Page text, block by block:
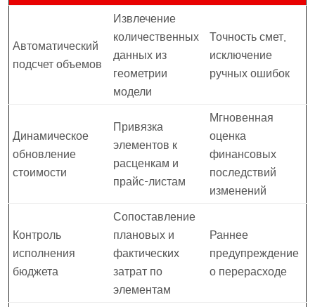
Автоматический
подсчет объемов
Извлечение
количественных
данных из
геометрии
модели
Точность смет,
исключение
ручных ошибок
Динамическое
обновление
стоимости
Привязка
элементов к
расценкам и
прайс-листам
Мгновенная
оценка
финансовых
последствий
изменений
Контроль
исполнения
бюджета
Сопоставление
плановых и
фактических
затрат по
элементам
Раннее
предупреждение
о перерасходе